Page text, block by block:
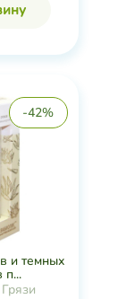
-42%
и темных
п...